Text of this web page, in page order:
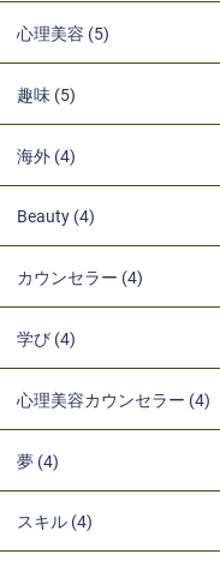
心理美容 (5)
趣味 (5)
海外 (4)
Beauty (4)
カウンセラー (4)
学び (4)
心理美容カウンセラー (4)
夢 (4)
スキル (4)